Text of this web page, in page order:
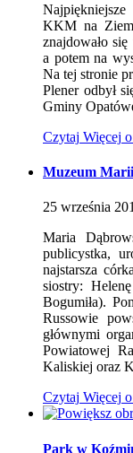
KKM na
znajdowało
a potem na
Na tej stronie
Plener odbył
Gminy
Czytaj Więcej
Muzeum
25 września
Maria
publicystka,
najstarsza
siostry:
Bogumiła).
Russowie
głównymi
Powiatowej
Kaliskiej oraz
Czytaj Więcej
Park w